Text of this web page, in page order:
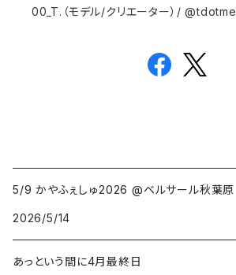
00_T.（モデル/クリエーター）/ @tdotme
5/9 かやふぇしゅ2026 @ベルサール秋葉原
2026/5/14
あっという間に4月最終日